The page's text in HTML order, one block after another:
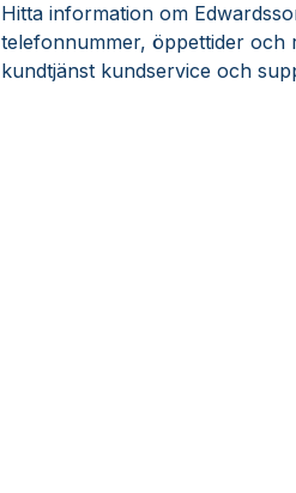
Hitta information om
telefonnummer, öppettider och
kundtjänst kundservice och